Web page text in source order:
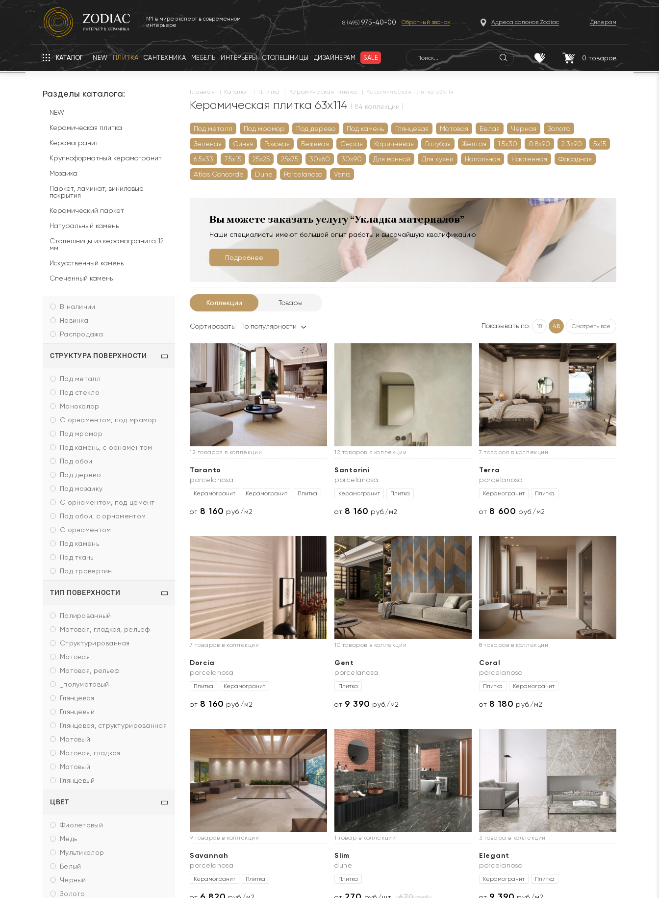
№1 в мире эксперт в современном
интерьере
8 (495) 975-40-00 Обратный звонок Адреса салонов Zodiac Дилерам
КАТАЛОГ NEW ПЛИТКА САНТЕХНИКА МЕБЕЛЬ ИНТЕРЬЕРЫ СТОЛЕШНИЦЫ ДИЗАЙНЕРАМ SALE 0 товаров
Разделы каталога:
NEW
Керамическая плитка
Керамогранит
Крупноформатный керамогранит
Мозаика
Паркет, ламинат, виниловые
покрытия
Керамический паркет
Натуральный камень
Столешницы из керамогранита 12
мм
Искусственный камень
Спеченный камень
в наличии
новинка
распродажа
СТРУКТУРА ПОВЕРХНОСТИ
под металл
под стекло
моноколор
с орнаментом, под мрамор
под мрамор
под камень, с орнаментом
под обои
под дерево
под мозаику
с орнаментом, под цемент
под обои, с орнаментом
с орнаментом
под камень
под ткань
под травертин
ТИП ПОВЕРХНОСТИ
полированный
матовая, гладкая, рельеф
структурированная
матовая
матовая, рельеф
_полуматовый
глянцевая
глянцевый
глянцевая, структурированная
матовый
матовая, гладкая
матовый
глянцевый
ЦВЕТ
фиолетовый
медь
мультиколор
белый
черный
золото
главная | каталог | плитка | керамическая плитка | Керамическая плитка 63x114
Керамическая плитка 63x114 ( 84 коллекции )
Под металл Под мрамор Под дерево Под камень Глянцевая Матовая Белая Черная
Золото
Зеленая
Синяя Розовая Бежевая Серая Коричневая Голубая Желтая 1.5х30 0.8х90 2.3х90
5х15
6.5х33
7.5х15 25х25 25х75 30х60 30х90 Для ванной Для кухни Напольная Настенная
Фасадная
Atlas Сoncorde
Dune Porcelanosa Venis
Вы можете заказать услугу “Укладка материалов”
Наши специалисты имеют большой опыт работы и высочайшую квалификацию
Подробнее
Коллекции Товары
Сортировать: По популярности Показывать по: 18 48 Смотреть все
12 товаров в коллекции
Taranto
porcelanosa
Керамогранит Керамогранит Плитка
от 8 160 руб./м2
12 товаров в коллекции
Santorini
porcelanosa
Керамогранит Плитка
от 8 160 руб./м2
7 товаров в коллекции
Terra
porcelanosa
Керамогранит Плитка
от 8 600 руб./м2
7 товаров в коллекции
Dorcia
porcelanosa
Плитка Керамогранит
от 8 160 руб./м2
10 товаров в коллекции
Gent
porcelanosa
Плитка
от 9 390 руб./м2
8 товаров в коллекции
Coral
porcelanosa
Плитка Керамогранит
от 8 180 руб./м2
9 товаров в коллекции
Savannah
porcelanosa
Керамогранит Плитка
1 товар в коллекции
Slim
dune
Плитка
3 товара в коллекции
Elegant
porcelanosa
Керамогранит Плитка